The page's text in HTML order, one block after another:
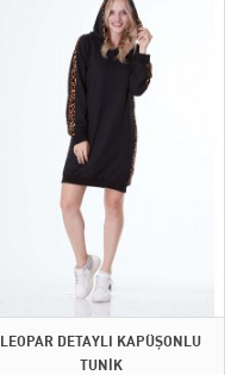
LEOPAR DETAYLI KAPÜŞONLU
TUNİK